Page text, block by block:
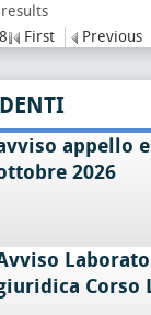
First Previous
appello
2026
Corso